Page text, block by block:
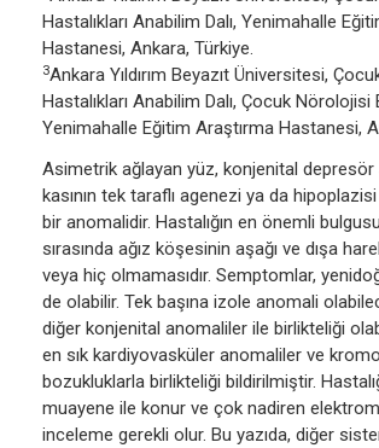
Hastalıkları Anabilim Dalı, Yenimahalle
Hastanesi, Ankara, Türkiye.
3Ankara Yıldırım Beyazıt Üniversitesi,
Hastalıkları Anabilim Dalı, Çocuk Nörolojisi
Yenimahalle Eğitim Araştırma Hastanesi,
Asimetrik ağlayan yüz, konjenital depresör
kasının tek taraflı agenezi ya da
bir anomalidir. Hastalığın en önemli
sırasında ağız köşesinin aşağı ve dışa
veya hiç olmamasıdır. Semptomlar,
de olabilir. Tek başına izole anomali
diğer konjenital anomaliler ile birlikteliği
en sık kardiyovasküler anomaliler ve
bozukluklarla birlikteliği bildirilmiştir.
muayene ile konur ve çok nadiren
inceleme gerekli olur. Bu yazıda, diğer